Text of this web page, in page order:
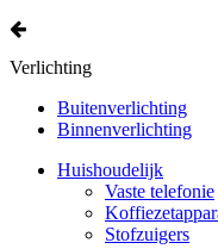
Verlichting
Buitenverlichting
Binnenverlichting
Huishoudelijk
Vaste telefonie
Stofzuigers